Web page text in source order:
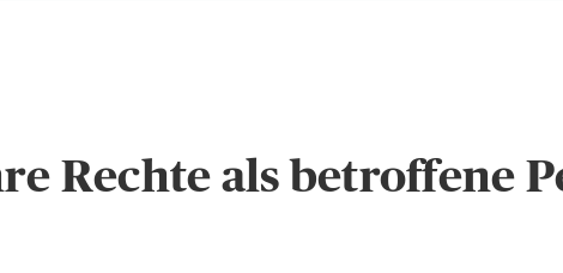
Rechte als betroffene